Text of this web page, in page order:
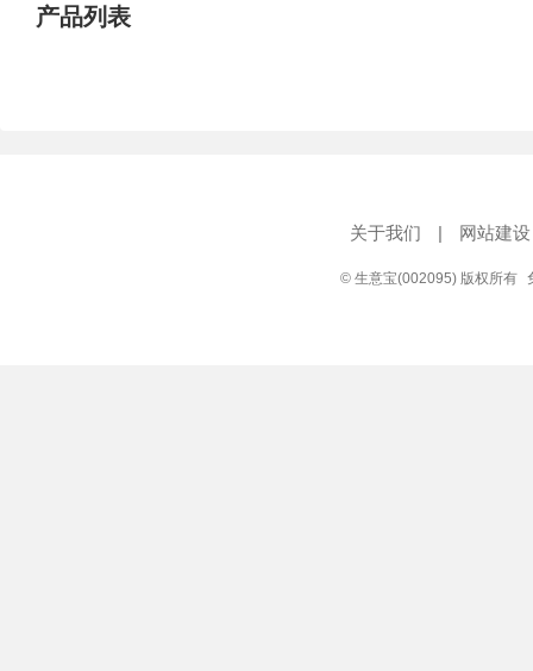
产品列表
关于我们 | 网站建设
© 生意宝(002095) 版权所有